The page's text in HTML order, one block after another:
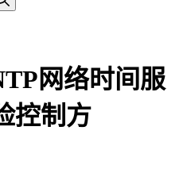
网络时间服
控制方